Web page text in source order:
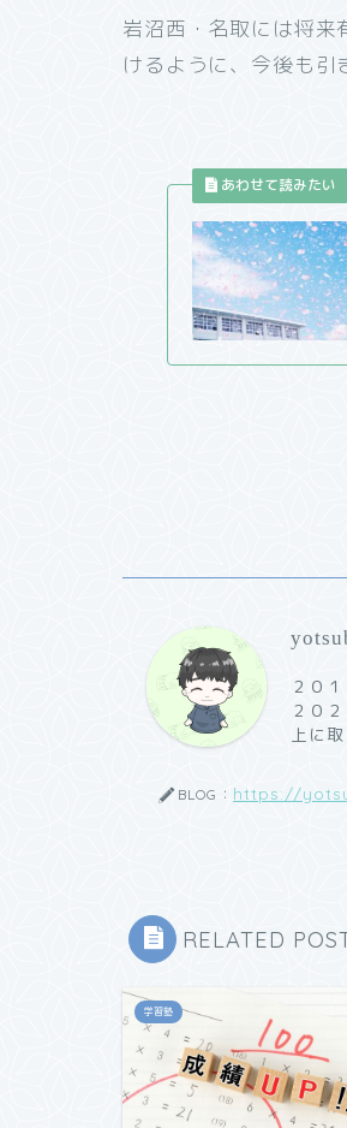
岩沼西・名取には将来
けるように、今後も引
２０
２０
上に
BLOG： https://
RELATED
学習塾